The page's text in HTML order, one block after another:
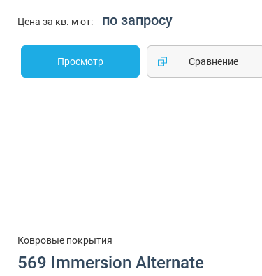
Цена за кв. м от: по запросу
Просмотр Cравнение
Ковровые покрытия
569 Immersion Alternate